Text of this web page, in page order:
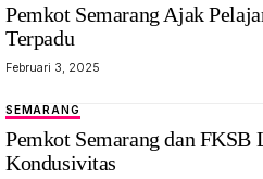
Pemkot Semarang Ajak
Terpadu
Februari 3, 2025
SEMARANG
Pemkot Semarang dan FKSB
Kondusivitas